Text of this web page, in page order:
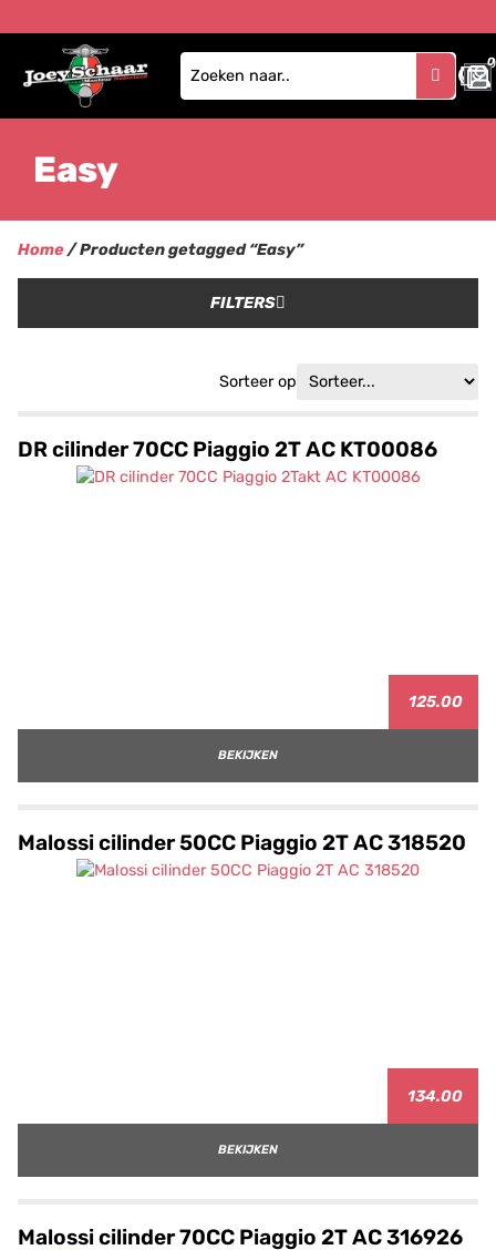
0
0
Easy
Home/ Producten getagged “Easy”
FILTERS
Sorteer op
DR cilinder 70CC Piaggio 2T AC KT00086
125.00
BEKIJKEN
Malossi cilinder 50CC Piaggio 2T AC 318520
134.00
BEKIJKEN
Malossi cilinder 70CC Piaggio 2T AC 316926